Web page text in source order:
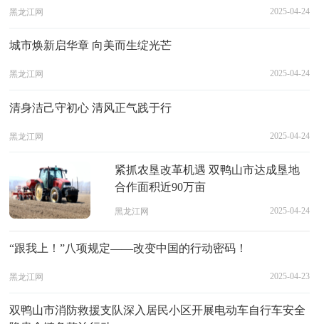
黑龙江网 2025-04-24
城市焕新启华章 向美而生绽光芒
黑龙江网 2025-04-24
清身洁己守初心 清风正气践于行
黑龙江网 2025-04-24
紧抓农垦改革机遇 双鸭山市达成垦地
合作面积近90万亩
黑龙江网 2025-04-24
“跟我上！”八项规定——改变中国的行动密码！
黑龙江网 2025-04-23
双鸭山市消防救援支队深入居民小区开展电动车自行车安全